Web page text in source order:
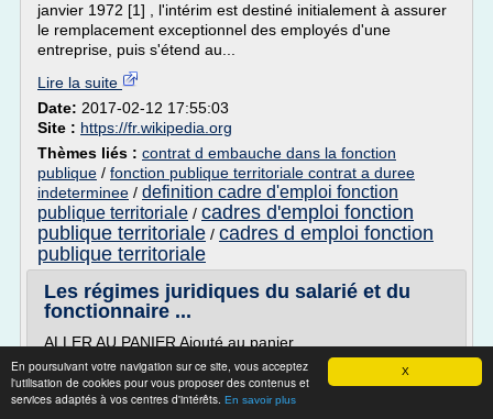
X
En poursuivant votre navigation sur ce site, vous acceptez
l'utilisation de cookies pour vous proposer des contenus et
services adaptés à vos centres d'intérêts. En savoir plus
janvier 1972 [1] , l'intérim est destiné initialement à assurer
le remplacement exceptionnel des employés d'une
entreprise, puis s'étend au...
Lire la suite
Date: 2017-02-12 17:55:03
Site : https://fr.wikipedia.org
Thèmes liés : contrat d embauche dans la fonction
publique / fonction publique territoriale contrat a duree
indeterminee / definition cadre d'emploi fonction
publique territoriale / cadres d'emploi fonction
publique territoriale / cadres d emploi fonction
publique territoriale
Les régimes juridiques du salarié et du
fonctionnaire ...
ALLER AU PANIER Ajouté au panier
Introduction :
Le salarié est une personne qui s'engage à exécuter un